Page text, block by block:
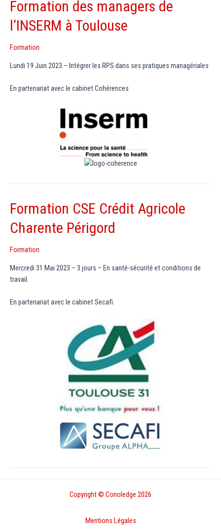
Formation des managers de
l’INSERM à Toulouse
Formation
Lundi 19 Juin 2023 – Intégrer les RPS dans ses pratiques managériales
En partenariat avec le cabinet Cohérences
Formation CSE Crédit Agricole
Charente Périgord
Formation
Mercredi 31 Mai 2023 – 3 jours – En santé-sécurité et conditions de
travail.
En partenariat avec le cabinet Secafi.
Copyright © Conoledge 2026
Mentions Légales